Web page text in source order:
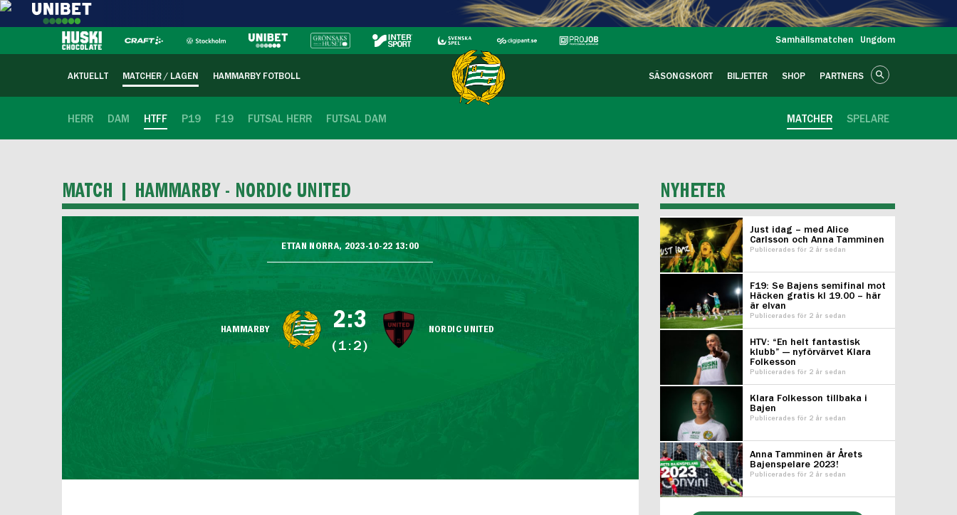
Samhällsmatchen Ungdom
AKTUELLT MATCHER / LAGEN HAMMARBY FOTBOLL SÄSONGSKORT BILJETTER SHOP PARTNERS
HERR DAM HTFF P19 F19 FUTSAL HERR FUTSAL DAM SPELARE
MATCHER
MATCH | HAMMARBY - NORDIC UNITED
ETTAN NORRA, 2023-10-22 13:00
HAMMARBY 2:3
(1:2)
NORDIC UNITED
NYHETER
Just idag – med Alice
Carlsson och Anna Tamminen
Publicerades för 2 år sedan
F19: Se Bajens semifinal mot
Häcken gratis kl 19.00 – här
är elvan
Publicerades för 2 år sedan
HTV: “En helt fantastisk
klubb” — nyförvärvet Klara
Folkesson
Publicerades för 2 år sedan
Klara Folkesson tillbaka i
Bajen
Publicerades för 2 år sedan
Anna Tamminen är Årets
Bajenspelare 2023!
Publicerades för 2 år sedan